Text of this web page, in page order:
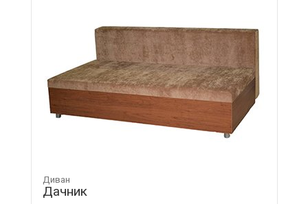
Диван
Дачник